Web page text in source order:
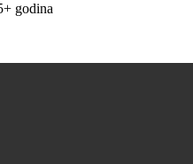
godina